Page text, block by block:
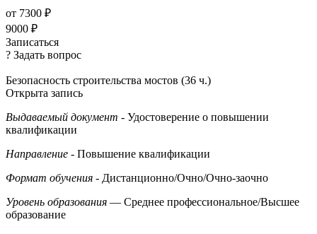
от 7300 ₽
9000 ₽
Записаться
? Задать вопрос
Безопасность строительства мостов (36 ч.)
Открыта запись
Выдаваемый документ - Удостоверение о повышении
квалификации
Направление - Повышение квалификации
Формат обучения - Дистанционно/Очно/Очно-заочно
Уровень образования — Среднее профессиональное/Высшее
образование